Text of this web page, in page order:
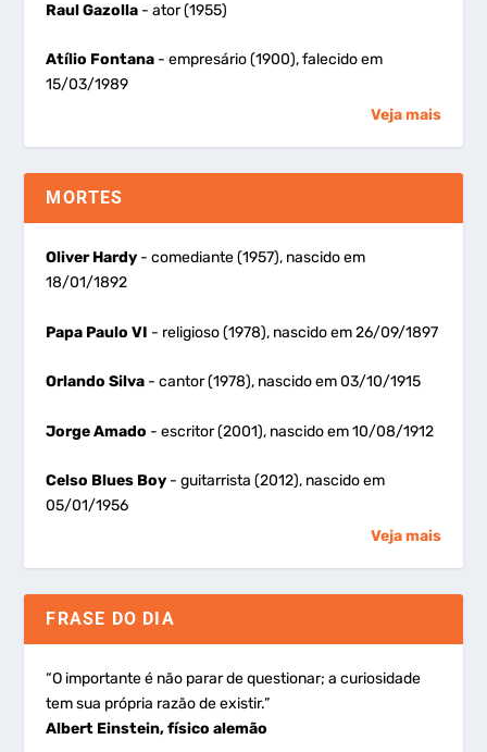
Raul Gazolla - ator (1955)
Atílio Fontana - empresário (1900), falecido em
15/03/1989
Veja mais
MORTES
Oliver Hardy - comediante (1957), nascido em
18/01/1892
Papa Paulo VI - religioso (1978), nascido em 26/09/1897
Orlando Silva - cantor (1978), nascido em 03/10/1915
Jorge Amado - escritor (2001), nascido em 10/08/1912
Celso Blues Boy - guitarrista (2012), nascido em
05/01/1956
Veja mais
FRASE DO DIA
“O importante é não parar de questionar; a curiosidade
tem sua própria razão de existir.”
Albert Einstein, físico alemão